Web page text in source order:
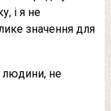
і я не
значення для
людини, не